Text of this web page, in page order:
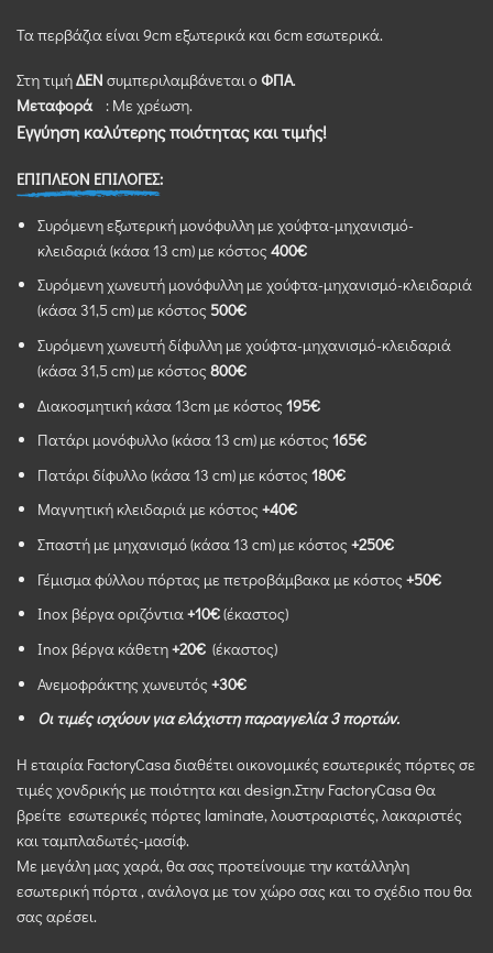
Τα περβάζια είναι 9cm εξωτερικά και 6cm εσωτερικά.
Στη τιμήΔΕΝ συμπεριλαμβάνεται οΦΠΑ.
Μεταφορά : Με χρέωση.
Εγγύηση καλύτερης ποιότητας και τιμής!
ΕΠΙΠΛΕΟΝ ΕΠΙΛΟΓΕΣ:
Συρόμενη εξωτερική μονόφυλλη με χούφτα-μηχανισμό-
κλειδαριά (κάσα 13 cm) με κόστος 400€
Συρόμενη χωνευτή μονόφυλλη με χούφτα-μηχανισμό-κλειδαριά
(κάσα 31,5 cm) με κόστος 500€
Συρόμενη χωνευτή δίφυλλη με χούφτα-μηχανισμό-κλειδαριά
(κάσα 31,5 cm) με κόστος 800€
Διακοσμητική κάσα 13cm με κόστος 195€
Πατάρι μονόφυλλο (κάσα 13 cm) με κόστος 165€
Πατάρι δίφυλλο (κάσα 13 cm) με κόστος 180€
Mαγνητική κλειδαριά με κόστος +40€
Σπαστή με μηχανισμό (κάσα 13 cm) με κόστος +250€
Γέμισμα φύλλου πόρτας με πετροβάμβακα με κόστος +50€
Inox βέργα οριζόντια+10€(έκαστος)
Inox βέργα κάθετη+20€(έκαστος)
Ανεμοφράκτης χωνευτός +30€
Οι τιμές ισχύουν για ελάχιστη παραγγελία 3 πορτών.
Η εταιρία FactoryCasa διαθέτει οικονομικές εσωτερικές πόρτες σε
τιμές χονδρικής με ποιότητα και design.Στην FactoryCasa Θα
βρείτε εσωτερικές πόρτες laminate, λουστραριστές, λακαριστές
και ταμπλαδωτές-μασίφ.
Με μεγάλη μας χαρά, θα σας προτείνουμε την κατάλληλη
εσωτερική πόρτα , ανάλογα με τον χώρο σας και το σχέδιο που θα
σας αρέσει.